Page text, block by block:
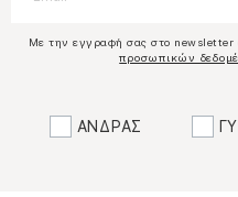
Με την εγγραφή σας στο newsletter
προσωπικών
ΑΝΔΡΑΣ